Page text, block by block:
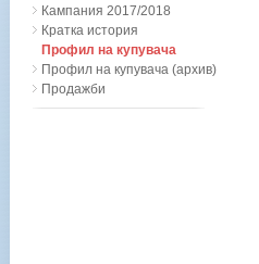
Кампания 2017/2018
Кратка история
Профил на купувача
Профил на купувача (архив)
Продажби